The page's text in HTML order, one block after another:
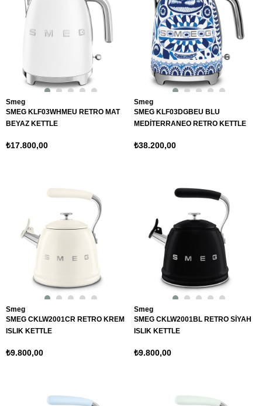
Smeg
SMEG KLF03WHMEU RETRO MAT
BEYAZ KETTLE
₺17.800,00
Smeg
SMEG KLF03DGBEU BLU
MEDİTERRANEO RETRO KETTLE
₺38.200,00
Smeg
SMEG CKLW2001CR RETRO KREM
ISLIK KETTLE
₺9.800,00
Smeg
SMEG CKLW2001BL RETRO SİYAH
ISLIK KETTLE
₺9.800,00